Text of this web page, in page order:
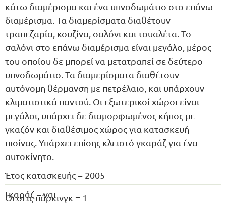
κάτω διαμέρισμα και ένα υπνοδωμάτιο στο επάνω
διαμέρισμα. Τα διαμερίσματα διαθέτουν
τραπεζαρία, κουζίνα, σαλόνι και τουαλέτα. Το
σαλόνι στο επάνω διαμέρισμα είναι μεγάλο, μέρος
του οποίου δε μπορεί να μετατραπεί σε δεύτερο
υπνοδωμάτιο. Τα διαμερίσματα διαθέτουν
αυτόνομη θέρμανση με πετρέλαιο, και υπάρχουν
κλιματιστικά παντού. Οι εξωτερικοί χώροι είναι
μεγάλοι, υπάρχει δε διαμορφωμένος κήπος με
γκαζόν και διαθέσιμος χώρος για κατασκευή
πισίνας. Υπάρχει επίσης κλειστό γκαράζ για ένα
αυτοκίνητο.
Έτος κατασκευής = 2005
Γκαράζ = ναι
Θέσεις πάρκινγκ = 1